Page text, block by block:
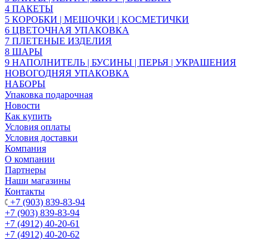
4 ПАКЕТЫ
5 КОРОБКИ | МЕШОЧКИ | КОСМЕТИЧКИ
6 ЦВЕТОЧНАЯ УПАКОВКА
7 ПЛЕТЕНЫЕ ИЗДЕЛИЯ
8 ШАРЫ
9 НАПОЛНИТЕЛЬ | БУСИНЫ | ПЕРЬЯ | УКРАШЕНИЯ
НОВОГОДНЯЯ УПАКОВКА
НАБОРЫ
Упаковка подарочная
Новости
Как купить
Условия оплаты
Условия доставки
Компания
О компании
Партнеры
Наши магазины
Контакты
+7 (903) 839-83-94
+7 (903) 839-83-94
+7 (4912) 40-20-61
+7 (4912) 40-20-62